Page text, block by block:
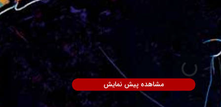
مشاهده پیش نمایش